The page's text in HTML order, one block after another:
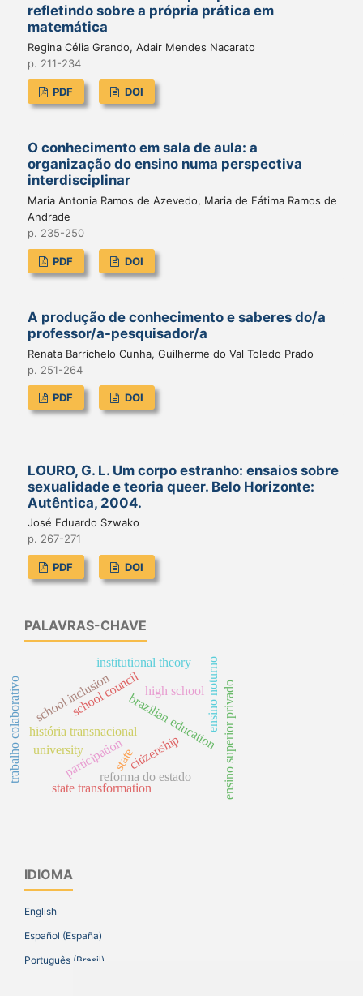
refletindo sobre a própria prática em
matemática
Regina Célia Grando, Adair Mendes Nacarato
p. 211-234
PDF DOI
O conhecimento em sala de aula: a
organização do ensino numa perspectiva
interdisciplinar
Maria Antonia Ramos de Azevedo, Maria de Fátima Ramos de
Andrade
p. 235-250
PDF DOI
A produção de conhecimento e saberes do/a
professor/a-pesquisador/a
Renata Barrichelo Cunha, Guilherme do Val Toledo Prado
p. 251-264
PDF DOI
LOURO, G. L. Um corpo estranho: ensaios sobre
sexualidade e teoria queer. Belo Horizonte:
Autêntica, 2004.
José Eduardo Szwako
p. 267-271
PDF DOI
PALAVRAS-CHAVE
história transnacionalbrazilian education
school council
citizenship
participation ensino superior privado
reforma do estado
state transformation
institutional theory
university
ensino noturno
high school
trabalho colaborativo school inclusion
state
IDIOMA
English
Español (España)
Português (Brasil)